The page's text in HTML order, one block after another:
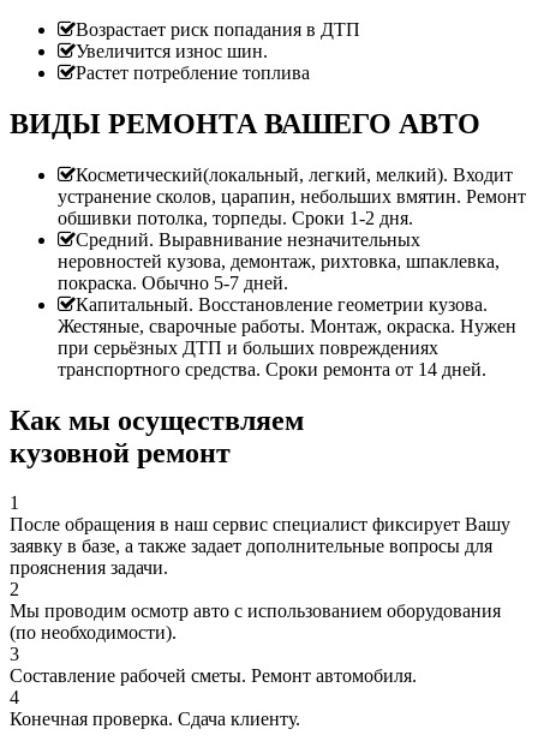
Возрастает риск попадания в ДТП
Увеличится износ шин.
Растет потребление топлива
ВИДЫ РЕМОНТА ВАШЕГО АВТО
Косметический(локальный, легкий, мелкий). Входит
устранение сколов, царапин, небольших вмятин. Ремонт
обшивки потолка, торпеды. Сроки 1-2 дня.
Средний. Выравнивание незначительных
неровностей кузова, демонтаж, рихтовка, шпаклевка,
покраска. Обычно 5-7 дней.
Капитальный. Восстановление геометрии кузова.
Жестяные, сварочные работы. Монтаж, окраска. Нужен
при серьёзных ДТП и больших повреждениях
транспортного средства. Сроки ремонта от 14 дней.
Как мы осуществляем
кузовной ремонт
1
После обращения в наш сервис специалист фиксирует Вашу
заявку в базе, а также задает дополнительные вопросы для
прояснения задачи.
2
Мы проводим осмотр авто с использованием оборудования
(по необходимости).
3
Составление рабочей сметы. Ремонт автомобиля.
4
Конечная проверка. Сдача клиенту.